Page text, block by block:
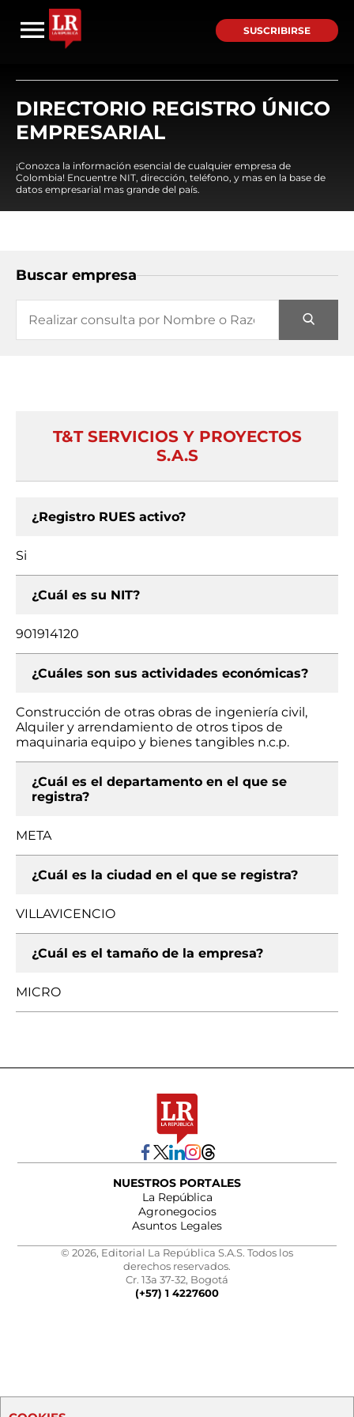
SUSCRIBIRSE
DIRECTORIO REGISTRO ÚNICO
EMPRESARIAL
¡Conozca la información esencial de cualquier empresa de
Colombia! Encuentre NIT, dirección, teléfono, y mas en la base de
datos empresarial mas grande del país.
Buscar empresa
T&T SERVICIOS Y PROYECTOS
S.A.S
¿Registro RUES activo?
Si
¿Cuál es su NIT?
901914120
¿Cuáles son sus actividades económicas?
Construcción de otras obras de ingeniería civil,
Alquiler y arrendamiento de otros tipos de
maquinaria equipo y bienes tangibles n.c.p.
¿Cuál es el departamento en el que se
registra?
META
¿Cuál es la ciudad en el que se registra?
VILLAVICENCIO
¿Cuál es el tamaño de la empresa?
MICRO
NUESTROS PORTALES
La República
Agronegocios
Asuntos Legales
© 2026, Editorial La República S.A.S. Todos los
derechos reservados.
Cr. 13a 37-32, Bogotá
(+57) 1 4227600